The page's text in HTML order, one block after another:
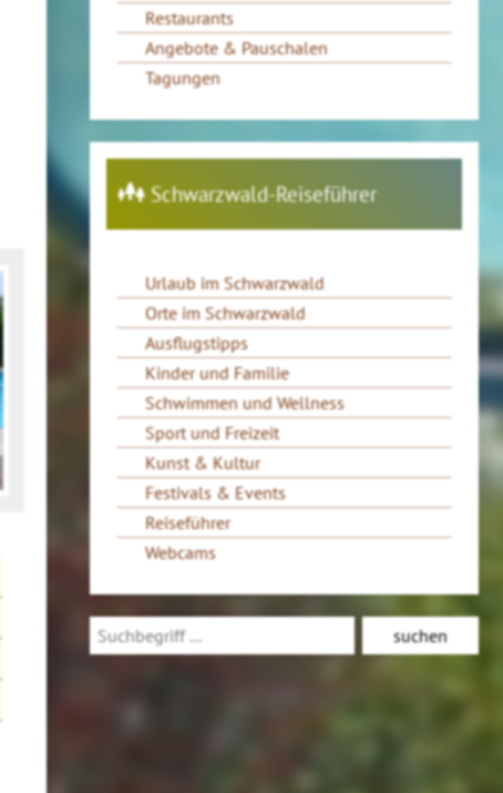
Restaurants
Angebote & Pauschalen
Tagungen
Schwarzwald-Reiseführer
Urlaub im Schwarzwald
Orte im Schwarzwald
Ausflugstipps
Kinder und Familie
Schwimmen und Wellness
Sport und Freizeit
Kunst & Kultur
Festivals & Events
Reiseführer
Webcams